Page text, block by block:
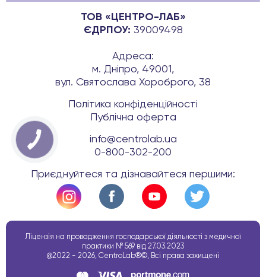
ТОВ «ЦЕНТРО-ЛАБ»
ЄДРПОУ: 39009498
Адреса:
м. Дніпро, 49001,
вул. Святослава Хороброго, 38
Політика конфіденційності
Публічна оферта
info@centrolab.ua
0-800-302-200
Приєднуйтеся та дізнавайтеся першими:
Ліцензія на провадження господарської діяльності з медичної
практики № 569 від 27.03.2023
@2022 - 2026, CentroLab®©, Всі права захищені